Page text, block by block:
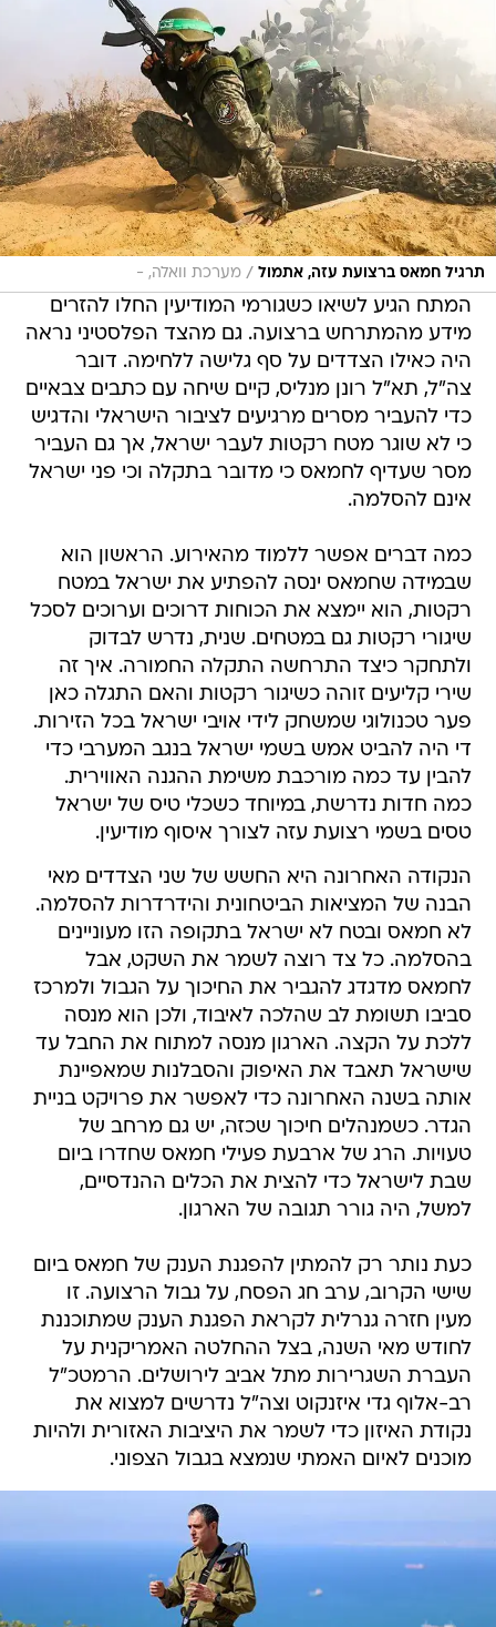
תרגיל חמאס ברצועת עזה, אתמול / מערכת וואלה, -
המתח הגיע לשיאו כשגורמי המודיעין החלו להזרים
מידע מהמתרחש ברצועה. גם מהצד הפלסטיני נראה
היה כאילו הצדדים על סף גלישה ללחימה. דובר
צה"ל, תא"ל רונן מנליס, קיים שיחה עם כתבים צבאיים
כדי להעביר מסרים מרגיעים לציבור הישראלי והדגיש
כי לא שוגר מטח רקטות לעבר ישראל, אך גם העביר
מסר שעדיף לחמאס כי מדובר בתקלה וכי פני ישראל
אינם להסלמה.
כמה דברים אפשר ללמוד מהאירוע. הראשון הוא
שבמידה שחמאס ינסה להפתיע את ישראל במטח
רקטות, הוא יימצא את הכוחות דרוכים וערוכים לסכל
שיגורי רקטות גם במטחים. שנית, נדרש לבדוק
ולתחקר כיצד התרחשה התקלה החמורה. איך זה
שירי קליעים זוהה כשיגור רקטות והאם התגלה כאן
פער טכנולוגי שמשחק לידי אויבי ישראל בכל הזירות.
די היה להביט אמש בשמי ישראל בנגב המערבי כדי
להבין עד כמה מורכבת משימת ההגנה האווירית.
כמה חדות נדרשת, במיוחד כשכלי טיס של ישראל
טסים בשמי רצועת עזה לצורך איסוף מודיעין.
הנקודה האחרונה היא החשש של שני הצדדים מאי
הבנה של המציאות הביטחונית והידרדרות להסלמה.
לא חמאס ובטח לא ישראל בתקופה הזו מעוניינים
בהסלמה. כל צד רוצה לשמר את השקט, אבל
לחמאס מדגדג להגביר את החיכוך על הגבול ולמרכז
סביבו תשומת לב שהלכה לאיבוד, ולכן הוא מנסה
ללכת על הקצה. הארגון מנסה למתוח את החבל עד
שישראל תאבד את האיפוק והסבלנות שמאפיינת
אותה בשנה האחרונה כדי לאפשר את פרויקט בניית
הגדר. כשמנהלים חיכוך שכזה, יש גם מרחב של
טעויות. הרג של ארבעת פעילי חמאס שחדרו ביום
שבת לישראל כדי להצית את הכלים ההנדסיים,
למשל, היה גורר תגובה של הארגון.
כעת נותר רק להמתין להפגנת הענק של חמאס ביום
שישי הקרוב, ערב חג הפסח, על גבול הרצועה. זו
מעין חזרה גנרלית לקראת הפגנת הענק שמתוכננת
לחודש מאי השנה, בצל ההחלטה האמריקנית על
העברת השגרירות מתל אביב לירושלים. הרמטכ"ל
רב-אלוף גדי איזנקוט וצה"ל נדרשים למצוא את
נקודת האיזון כדי לשמר את היציבות האזורית ולהיות
מוכנים לאיום האמתי שנמצא בגבול הצפוני.